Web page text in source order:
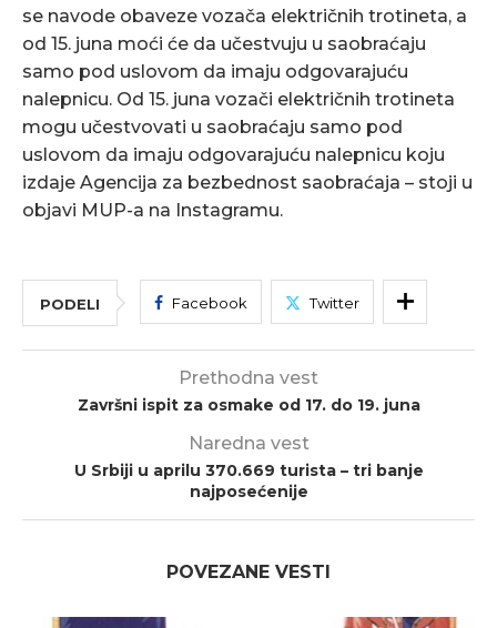
se navode obaveze vozača električnih trotineta, a
od 15. juna moći će da učestvuju u saobraćaju
samo pod uslovom da imaju odgovarajuću
nalepnicu. Od 15. juna vozači električnih trotineta
mogu učestvovati u saobraćaju samo pod
uslovom da imaju odgovarajuću nalepnicu koju
izdaje Agencija za bezbednost saobraćaja – stoji u
objavi MUP-a na Instagramu.
PODELI Facebook Twitter
Prethodna vest
Završni ispit za osmake od 17. do 19. juna
Naredna vest
U Srbiji u aprilu 370.669 turista – tri banje
najposećenije
POVEZANE VESTI